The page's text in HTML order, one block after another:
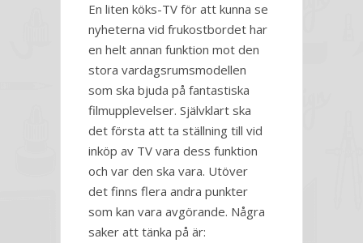
En liten köks-TV för att kunna se
nyheterna vid frukostbordet har
en helt annan funktion mot den
stora vardagsrumsmodellen
som ska bjuda på fantastiska
filmupplevelser. Självklart ska
det första att ta ställning till vid
inköp av TV vara dess funktion
och var den ska vara. Utöver
det finns flera andra punkter
som kan vara avgörande. Några
saker att tänka på är: